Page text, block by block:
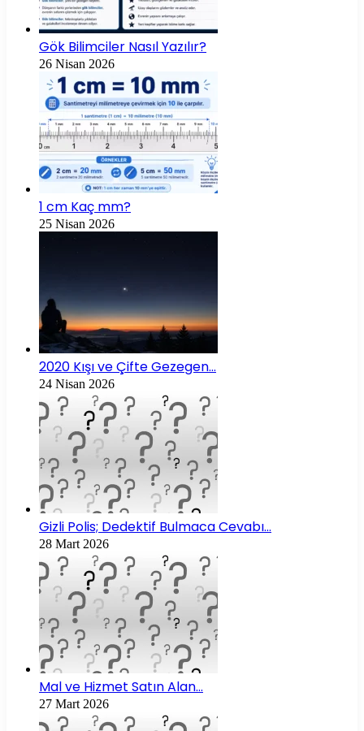
Gök Bilimciler Nasıl Yazılır?
26 Nisan 2026
1 cm Kaç mm?
25 Nisan 2026
2020 Kışı ve Çifte Gezegen…
24 Nisan 2026
Gizli Polis; Dedektif Bulmaca Cevabı…
28 Mart 2026
Mal ve Hizmet Satın Alan…
27 Mart 2026